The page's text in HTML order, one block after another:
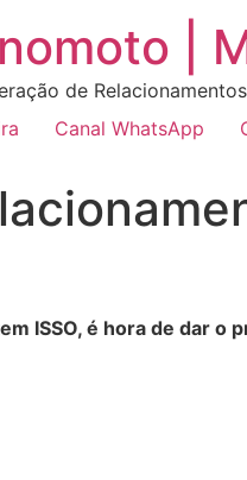
|
de
Canal WhatsApp
ISSO, é hora de dar o